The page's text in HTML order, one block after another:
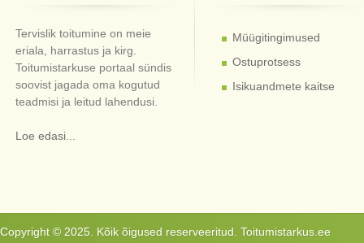
Tervislik toitumine on meie
eriala, harrastus ja kirg.
Toitumistarkuse portaal sündis
soovist jagada oma kogutud
teadmisi ja leitud lahendusi.
Loe edasi...
Müügitingimused
Ostuprotsess
Isikuandmete kaitse
Copyright © 2025. Kõik õigused reserveeritud. Toitumistarkus.ee